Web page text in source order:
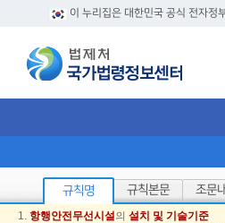
이 누리집은 대한민국 공식 전자정
규칙명 규칙본문 조문
1. 항행안전무선시설의 설치 및 기술기준